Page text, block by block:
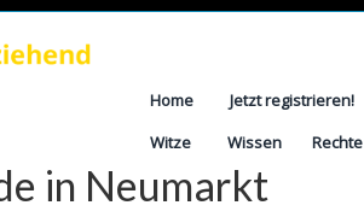
Home Jetzt registrieren!
Witze
Wissen Rechte
in Neumarkt